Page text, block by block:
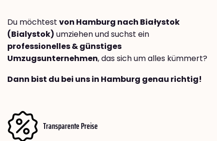
Du möchtest von Hamburg nach Białystok
(Bialystok) umziehen und suchst ein
professionelles & günstiges
Umzugsunternehmen, das sich um alles kümmert?
Dann bist du bei uns in Hamburg genau richtig!
Transparente Preise